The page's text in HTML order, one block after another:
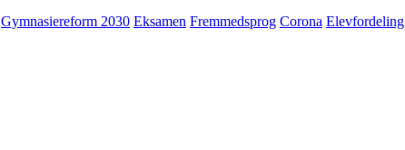
Gymnasiereform 2030 Eksamen Fremmedsprog Corona Elevfordeling